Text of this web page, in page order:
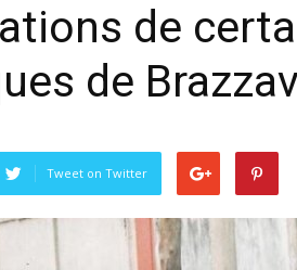
de
de
Tweet on Twitter